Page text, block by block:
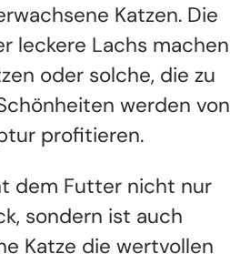
Katzen. Die
leckere Lachs machen
oder solche, die zu
werden von
profitieren.
dem Futter nicht nur
sondern ist auch
Katze die wertvollen